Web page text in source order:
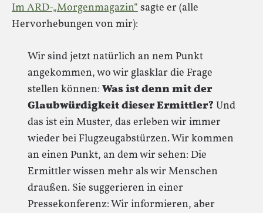
Im ARD-„Morgenmagazin“sagte er (alle
Hervorhebungen von mir):
Wir sind jetzt natürlich an nem Punkt
angekommen, wo wir glasklar die Frage
stellen können: Was ist denn mit der
Glaubwürdigkeit dieser Ermittler? Und
das ist ein Muster, das erleben wir immer
wieder bei Flugzeugabstürzen. Wir kommen
an einen Punkt, an dem wir sehen: Die
Ermittler wissen mehr als wir Menschen
draußen. Sie suggerieren in einer
Pressekonferenz: Wir informieren, aber